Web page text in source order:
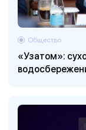
«Узатом»:
Общество